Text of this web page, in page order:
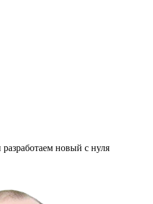
новый с нуля